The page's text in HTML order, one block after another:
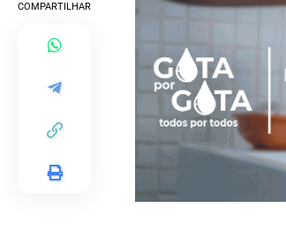
COMPARTILHAR